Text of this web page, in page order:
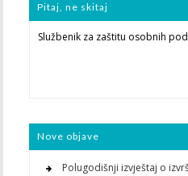
Pitaj, ne skitaj
Službenik za zaštitu osobnih
Nove objave
Polugodišnji izvještaj o